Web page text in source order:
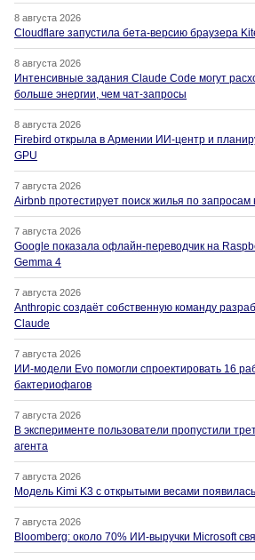
8 августа 2026
Cloudflare запустила бета-версию браузера
8 августа 2026
Интенсивные задания Claude Code могут
больше энергии, чем чат-запросы
8 августа 2026
Firebird открыла в Армении ИИ-центр и
GPU
7 августа 2026
Airbnb протестирует поиск жилья по запросам
7 августа 2026
Google показала офлайн-переводчик на
Gemma 4
7 августа 2026
Anthropic создаёт собственную команду
Claude
7 августа 2026
ИИ-модели Evo помогли спроектировать 16
бактериофагов
7 августа 2026
В эксперименте пользователи пропустили
агента
7 августа 2026
Модель Kimi K3 с открытыми весами
7 августа 2026
Bloomberg: около 70% ИИ-выручки Microsoft